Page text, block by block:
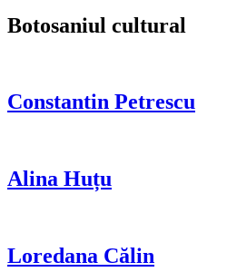
Botosaniul cultural
Constantin Petrescu
Alina Huțu
Loredana Călin